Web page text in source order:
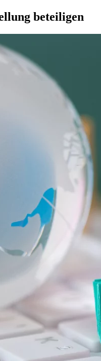
beteiligen